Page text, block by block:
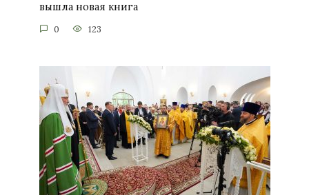
вышла новая книга
0 123